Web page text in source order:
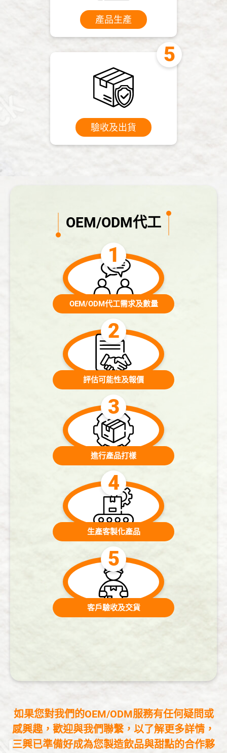
產品生產
驗收及出貨
OEM/ODM代工
OEM/ODM代工需求及數量
評估可能性及報價
進行產品打樣
生產客製化產品
客戶驗收及交貨
如果您對我們的OEM/ODM服務有任何疑問或
感興趣，歡迎與我們聯繫，以了解更多詳情，
三興已準備好成為您製造飲品與甜點的合作夥